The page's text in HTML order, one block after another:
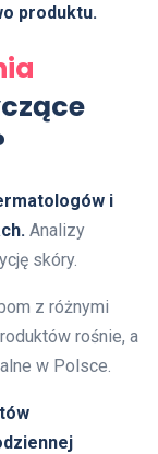
produktu.
i
Analizy
skóry.
z różnymi
rośnie, a
w Polsce.